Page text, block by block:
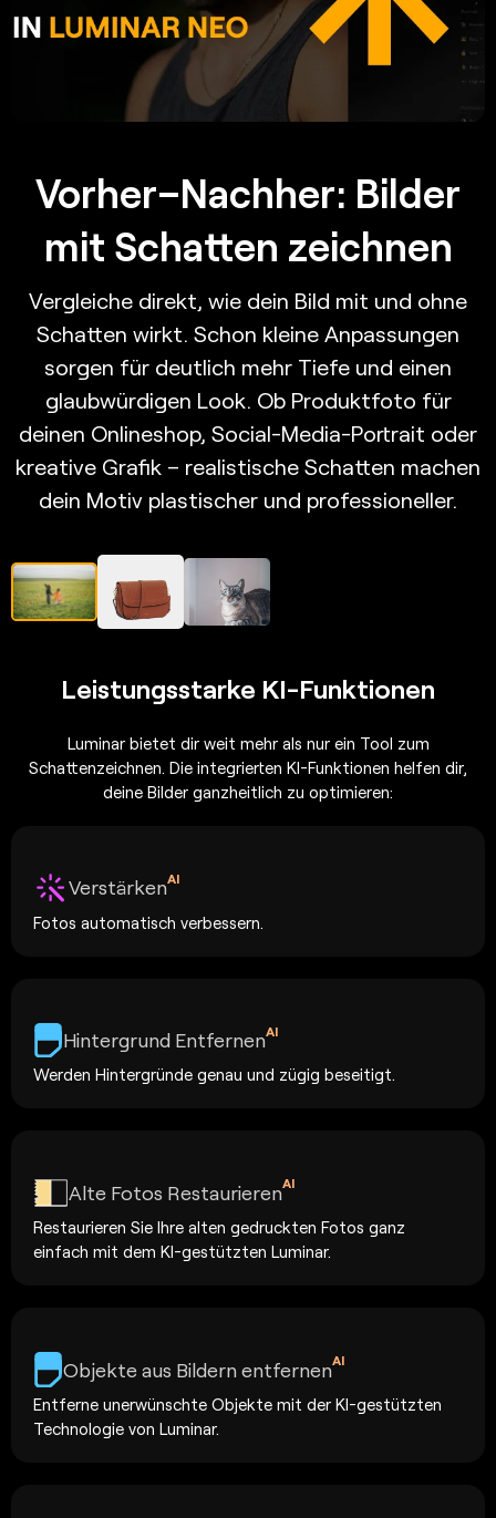
Vorher–Nachher: Bilder
mit Schatten zeichnen
Vergleiche direkt, wie dein Bild mit und ohne
Schatten wirkt. Schon kleine Anpassungen
sorgen für deutlich mehr Tiefe und einen
glaubwürdigen Look. Ob Produktfoto für
deinen Onlineshop, Social-Media-Portrait oder
kreative Grafik – realistische Schatten machen
dein Motiv plastischer und professioneller.
Leistungsstarke KI-Funktionen
Luminar bietet dir weit mehr als nur ein Tool zum
Schattenzeichnen. Die integrierten KI-Funktionen helfen dir,
deine Bilder ganzheitlich zu optimieren:
VerstärkenAI
Fotos automatisch verbessern.
Hintergrund EntfernenAI
Werden Hintergründe genau und zügig beseitigt.
Alte Fotos RestaurierenAI
Restaurieren Sie Ihre alten gedruckten Fotos ganz
einfach mit dem KI-gestützten Luminar.
Objekte aus Bildern entfernenAI
Entferne unerwünschte Objekte mit der KI-gestützten
Technologie von Luminar.